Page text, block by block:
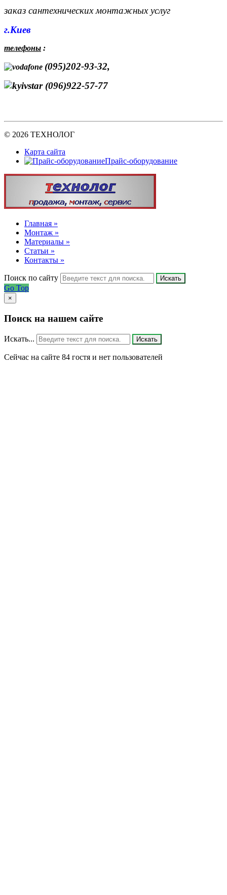
заказ сантехнических монтажных услуг
г.Киев
телефоны :
(095)202-93-32,
(096)922-57-77
© 2026 ТЕХНОЛОГ
Карта сайта
Прайс-оборудование
Главная »
Монтаж »
Материалы »
Статьи »
Контакты »
Поиск по сайту Искать
Go Top
×
Поиск на нашем сайте
Искать... Искать
Сейчас на сайте 84 гостя и нет пользователей